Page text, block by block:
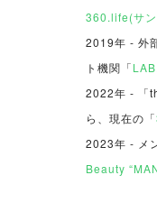
360.life(サン
2019年 - 外
ト機関「
2022年 - 「
ら、現在の「
2023年 - メ
Beauty